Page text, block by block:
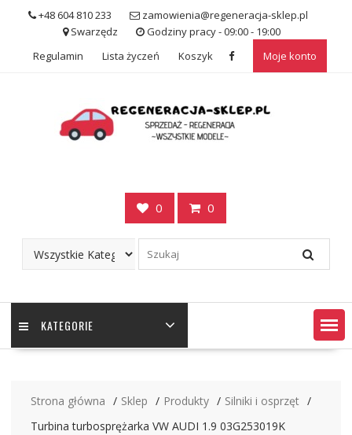
+48 604 810 233
zamowienia@regeneracja-sklep.pl
Swarzędz
Godziny pracy - 09:00 - 19:00
Regulamin
Lista życzeń Koszyk Moje konto
0 0
KATEGORIE
Strona główna Sklep Produkty
Silniki i osprzęt
Turbina turbosprężarka VW AUDI 1.9 03G253019K